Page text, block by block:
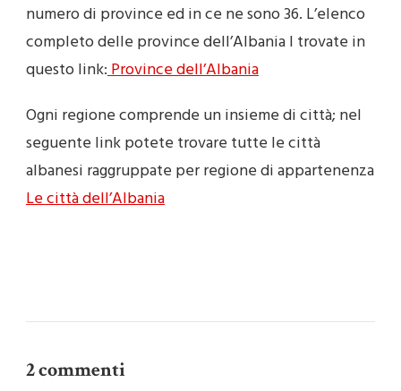
numero di province ed in ce ne sono 36. L’elenco
completo delle province dell’Albania l trovate in
questo link:Province dell’Albania
Ogni regione comprende un insieme di città; nel
seguente link potete trovare tutte le città
albanesi raggruppate per regione di appartenenza
Le città dell’Albania
2 commenti